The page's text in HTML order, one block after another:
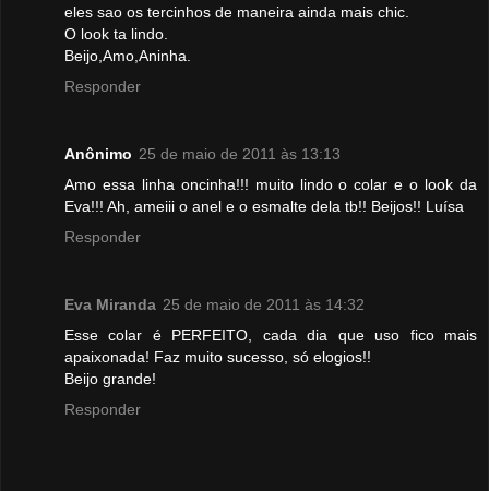
eles sao os tercinhos de maneira ainda mais chic.
O look ta lindo.
Beijo,Amo,Aninha.
Responder
Anônimo 25 de maio de 2011 às 13:13
Amo essa linha oncinha!!! muito lindo o colar e o look da
Eva!!! Ah, ameiii o anel e o esmalte dela tb!! Beijos!! Luísa
Responder
Eva Miranda 25 de maio de 2011 às 14:32
Esse colar é PERFEITO, cada dia que uso fico mais
apaixonada! Faz muito sucesso, só elogios!!
Beijo grande!
Responder